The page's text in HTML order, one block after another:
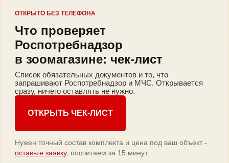
ОТКРЫТО БЕЗ ТЕЛЕФОНА
Что проверяет
Роспотребнадзор
в зоомагазине: чек-лист
Список обязательных документов и то, что
запрашивают Роспотребнадзор и МЧС. Открывается
сразу, ничего оставлять не нужно.
ОТКРЫТЬ ЧЕК-ЛИСТ
Нужен точный состав комплекта и цена под ваш объект -
оставьте заявку, посчитаем за 15 минут.